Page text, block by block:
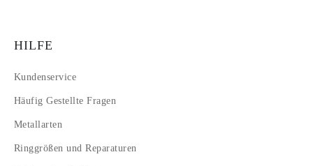
HILFE
Kundenservice
Häufig Gestellte Fragen
Metallarten
Ringgrößen und Reparaturen